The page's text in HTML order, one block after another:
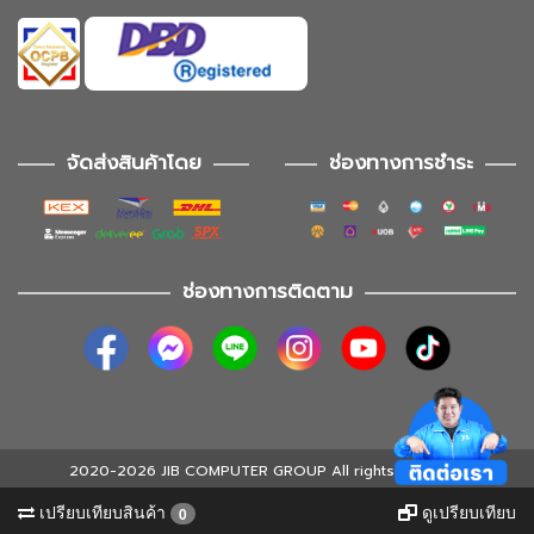
จัดส่งสินค้าโดย ช่องทางการชำระ
ช่องทางการติดตาม
2020-2026 JIB COMPUTER GROUP All rights reserved
เปรียบเทียบสินค้า 0 ดูเปรียบเทียบ